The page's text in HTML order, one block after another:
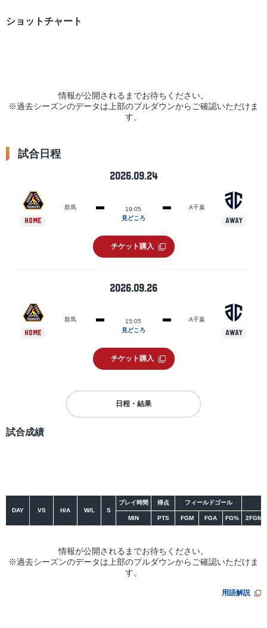
ショットチャート
情報が公開されるまでお待ちください。
※過去シーズンのデータは上部のプルダウンからご確認いただけま
す。
試合日程
2026.09.24
HOME
群馬
19:05
見どころ
A千葉
AWAY
チケット購入
2026.09.26
HOME
群馬
15:05
見どころ
A千葉
AWAY
チケット購入
日程・結果
試合成績
DAY VS H/A W/L S
プレイ時間 得点 フィールドゴール
MIN PTS FGM FGA FG% 2FGM
情報が公開されるまでお待ちください。
※過去シーズンのデータは上部のプルダウンからご確認いただけま
す。
用語解説